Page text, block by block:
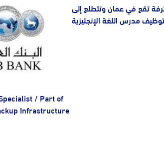
/ Part of
Infrastructure
تقع في عمان وتتطلع إلى